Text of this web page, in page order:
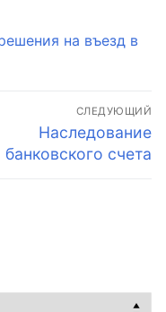
на въезд в
СЛЕДУЮЩИЙ
Следующая
запись:
Наследование
банковского счета